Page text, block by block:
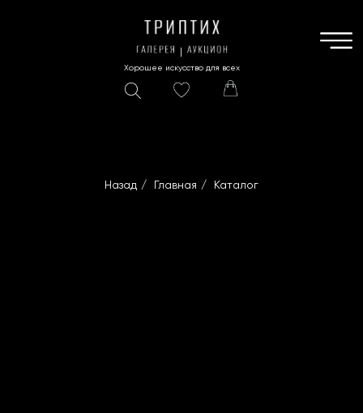
Хорошее искусство для всех
Назад / Главная / Каталог